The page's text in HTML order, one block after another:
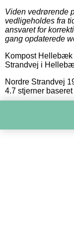
Viden vedrørende
vedligeholdes fra
ansvaret for
gang opdaterede
Kompost Hellebæk
Strandvej i
Nordre Strandvej
4.7 stjerner baseret